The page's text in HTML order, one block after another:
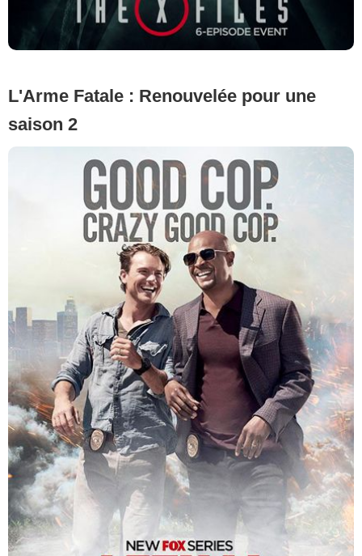
L'Arme Fatale : Renouvelée pour une
saison 2